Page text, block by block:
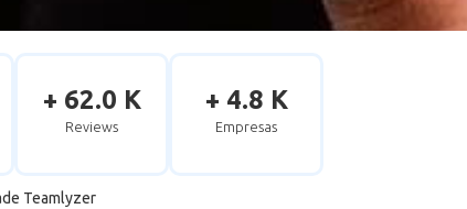
+ 62.0 K
Reviews
+ 4.8 K
Empresas
Teamlyzer